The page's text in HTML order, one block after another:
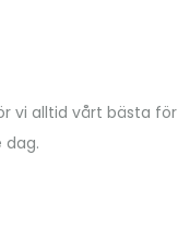
vi alltid vårt bästa för
dag.